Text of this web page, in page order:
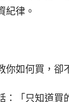
紀律。
如何買，卻
：「只知道